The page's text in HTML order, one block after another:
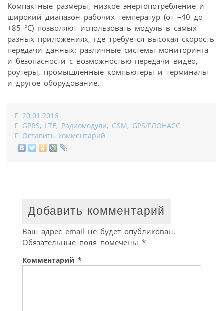
Компактные размеры, низкое энергопотребление и
широкий диапазон рабочих температур (от –40 до
+85 °C) позволяют использовать модуль в самых
разных приложениях, где требуется высокая скорость
передачи данных: различные системы мониторинга
и безопасности с возможностью передачи видео,
роутеры, промышленные компьютеры и терминалы
и другое оборудование.
20.01.2016
GPRS, LTE, Радиомодули, GSM, GPS/ГЛОНАСС
Оставить комментарий
Добавить комментарий
Ваш адрес email не будет опубликован.
Обязательные поля помечены *
Комментарий *